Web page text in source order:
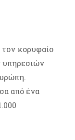
κορυφαίο
υπηρεσιών
από ένα